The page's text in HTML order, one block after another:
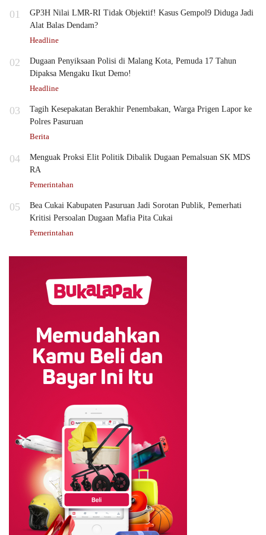
01
GP3H Nilai LMR-RI Tidak Objektif! Kasus Gempol9 Diduga Jadi
Alat Balas Dendam?
Headline
02
Dugaan Penyiksaan Polisi di Malang Kota, Pemuda 17 Tahun
Dipaksa Mengaku Ikut Demo!
Headline
03
Tagih Kesepakatan Berakhir Penembakan, Warga Prigen Lapor ke
Polres Pasuruan
Berita
04
Menguak Proksi Elit Politik Dibalik Dugaan Pemalsuan SK MDS
RA
Pemerintahan
05
Bea Cukai Kabupaten Pasuruan Jadi Sorotan Publik, Pemerhati
Kritisi Persoalan Dugaan Mafia Pita Cukai
Pemerintahan